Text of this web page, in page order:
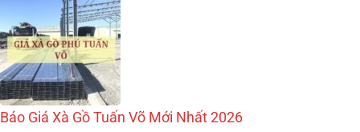
Báo Giá Xà Gồ Tuấn Võ Mới Nhất 2026